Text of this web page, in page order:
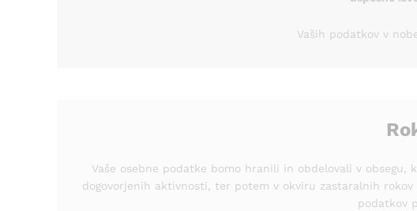
Vaših podatkov v
Vaše osebne podatke bomo hranili in obdelovali v
dogovorjenih aktivnosti, ter potem v okviru zastaralnih
podatkov